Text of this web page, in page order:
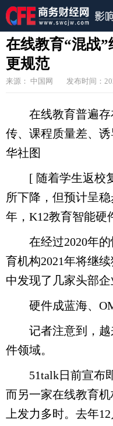
在线教育“混战
更规范
来源： 中国网 发布时间：
在线教育普遍存
传、课程质量差、
华社图
[ 随着学生返校复
所下降，但预计呈
年，K12教育智能硬
在经过2020年的
育机构2021年将继
中发现了几家头部企
硬件成蓝海、
记者注意到，越
件领域。
51talk日前宣布即
而另一家在线教育
上发力多时。去年